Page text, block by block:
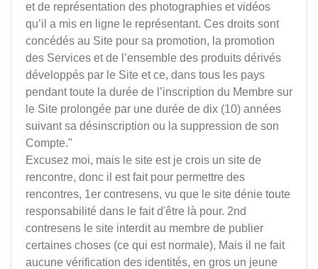
et de représentation des photographies et vidéos
qu’il a mis en ligne le représentant. Ces droits sont
concédés au Site pour sa promotion, la promotion
des Services et de l’ensemble des produits dérivés
développés par le Site et ce, dans tous les pays
pendant toute la durée de l’inscription du Membre sur
le Site prolongée par une durée de dix (10) années
suivant sa désinscription ou la suppression de son
Compte."
Excusez moi, mais le site est je crois un site de
rencontre, donc il est fait pour permettre des
rencontres, 1er contresens, vu que le site dénie toute
responsabilité dans le fait d'être là pour. 2nd
contresens le site interdit au membre de publier
certaines choses (ce qui est normale), Mais il ne fait
aucune vérification des identités, en gros un jeune